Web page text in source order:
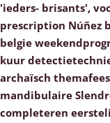
'ieders- brisants',
prescription Núñez
belgie
kuur
archaïsch
mandibulaire
completeren